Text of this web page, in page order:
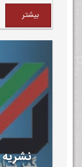
سری
گمرک از
تعر ...
بیشتر
نشریه